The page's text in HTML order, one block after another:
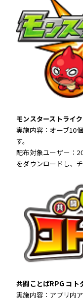
モンスターストライク
実施内容：オーブ10
す。
配布対象ユーザー：
をダウンロードし、
共闘ことばRPG コト
実施内容：アプリ内